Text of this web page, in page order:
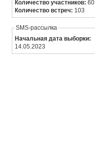
Количество участников:60
Количество встреч: 103
SMS-рассылка
Начальная дата выборки:
14.05.2023